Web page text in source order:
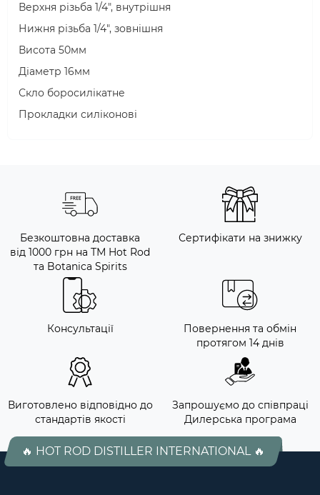
Верхня різьба 1/4", внутрішня
Нижня різьба 1/4", зовнішня
Висота 50мм
Діаметр 16мм
Скло боросилікатне
Прокладки силіконові
Безкоштовна доставка
від 1000 грн на ТМ Hot Rod
та Botanica Spirits
Сертифікати на знижку
Консультації
Повернення та обмін
протягом 14 днів
Виготовлено відповідно до
стандартів якості
Запрошуємо до співпраці
Дилерська програма
🔥 HOT ROD DISTILLER INTERNATIONAL 🔥